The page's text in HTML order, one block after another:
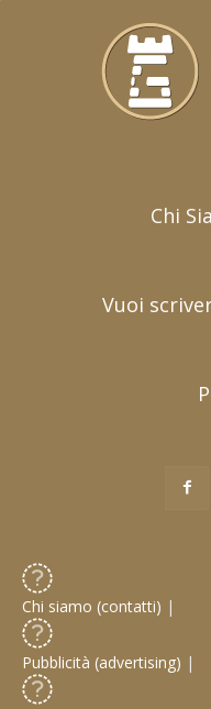
Chi
Vuoi
Chi siamo (contatti) |
Pubblicità (advertising) |